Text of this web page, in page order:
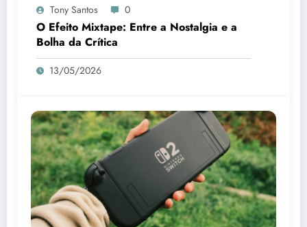
Tony Santos 0
O Efeito Mixtape: Entre a Nostalgia e a
Bolha da Crítica
13/05/2026